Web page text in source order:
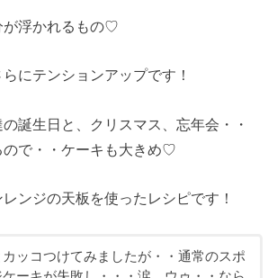
が浮かれるもの♡
にテンションアップです！
誕生日と、クリスマス、忘年会・・
ので・・ケーキも大きめ♡
ンジの天板を使ったレシピです！
カッコつけてみましたが・・通常のスポ